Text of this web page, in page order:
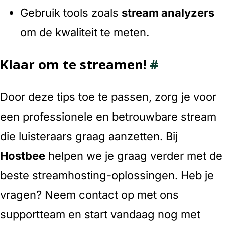
Gebruik tools zoals stream analyzers
om de kwaliteit te meten.
Klaar om te streamen! #
Door deze tips toe te passen, zorg je voor
een professionele en betrouwbare stream
die luisteraars graag aanzetten. Bij
Hostbee helpen we je graag verder met de
beste streamhosting-oplossingen. Heb je
vragen? Neem contact op met ons
supportteam en start vandaag nog met